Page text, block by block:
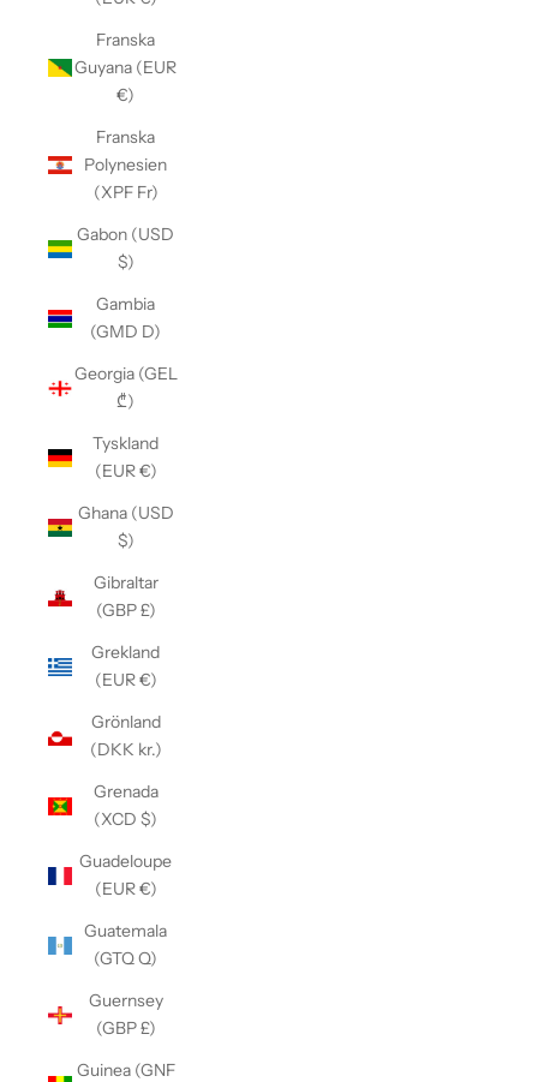
Franska
Guyana (EUR
€)
Franska
Polynesien
(XPF Fr)
Gabon (USD
$)
Gambia
(GMD D)
Georgia (GEL
₾)
Tyskland
(EUR €)
Ghana (USD
$)
Gibraltar
(GBP £)
Grekland
(EUR €)
Grönland
(DKK kr.)
Grenada
(XCD $)
Guadeloupe
(EUR €)
Guatemala
(GTQ Q)
Guernsey
(GBP £)
Guinea (GNF